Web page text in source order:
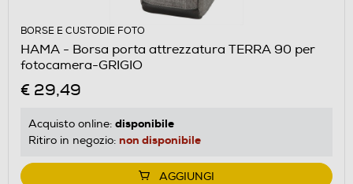
BORSE E CUSTODIE FOTO
HAMA - Borsa porta attrezzatura TERRA 90 per
fotocamera-GRIGIO
€ 29,49
Acquisto online: disponibile
Ritiro in negozio: non disponibile
AGGIUNGI